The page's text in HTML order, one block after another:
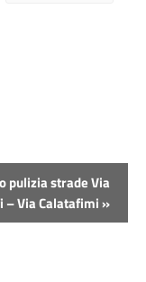
pulizia strade Via
– Via Calatafimi»